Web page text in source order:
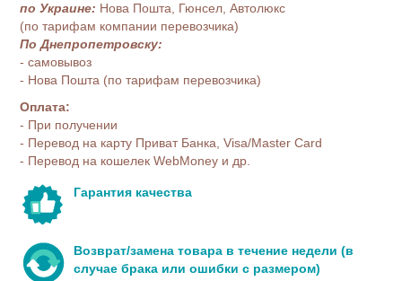
по Украине: Нова Пошта, Гюнсел, Автолюкс
(по тарифам компании перевозчика)
По Днепропетровску:
- самовывоз
- Нова Пошта (по тарифам перевозчика)
Оплата:
- При получении
- Перевод на карту Приват Банка, Visa/Master Card
- Перевод на кошелек WebMoney и др.
Гарантия качества
Возврат/замена товара в течение недели (в
случае брака или ошибки с размером)